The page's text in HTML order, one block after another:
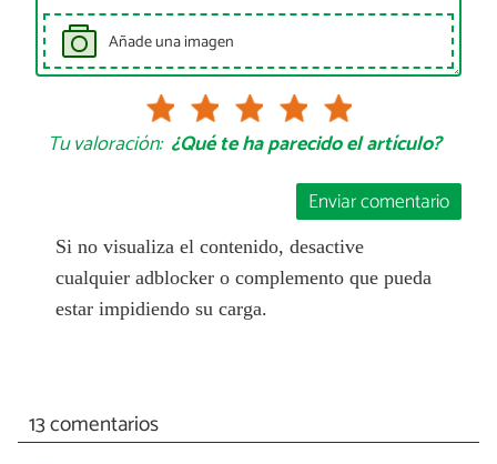
Añade una imagen
Tu valoración: ¿Qué te ha parecido el artículo?
Enviar comentario
Si no visualiza el contenido, desactive
cualquier adblocker o complemento que pueda
estar impidiendo su carga.
13 comentarios